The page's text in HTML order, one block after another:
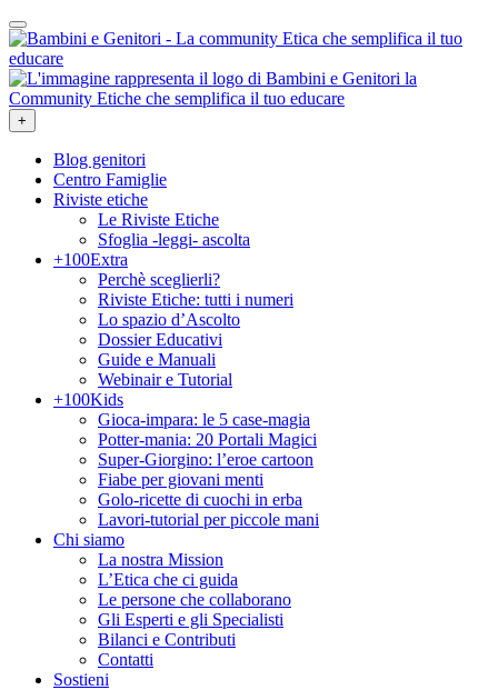
+
Blog genitori
Centro Famiglie
Riviste etiche
Le Riviste Etiche
Sfoglia -leggi- ascolta
+100Extra
Perchè sceglierli?
Riviste Etiche: tutti i numeri
Lo spazio d’Ascolto
Dossier Educativi
Guide e Manuali
Webinair e Tutorial
+100Kids
Gioca-impara: le 5 case-magia
Potter-mania: 20 Portali Magici
Super-Giorgino: l’eroe cartoon
Fiabe per giovani menti
Golo-ricette di cuochi in erba
Lavori-tutorial per piccole mani
Chi siamo
La nostra Mission
L’Etica che ci guida
Le persone che collaborano
Gli Esperti e gli Specialisti
Bilanci e Contributi
Contatti
Sostieni